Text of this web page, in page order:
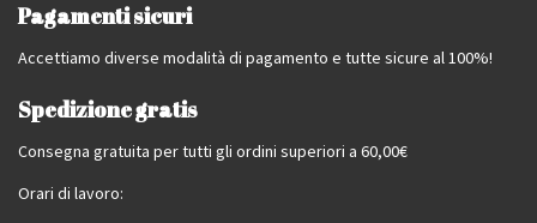
Pagamenti sicuri
Accettiamo diverse modalità di pagamento e tutte sicure al 100%!
Spedizione gratis
Consegna gratuita per tutti gli ordini superiori a 60,00€
Orari di lavoro: